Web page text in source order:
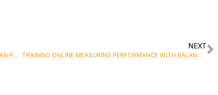
TRAINING ONLINE MEMAHAMI FRAUD (KECURANGAN) DAN PENYELESAIAN SENGKETA DALAM PENGELOLAAN KEUANGAN RUMAH SAKIT
NEXT
TRAINING ONLINE MEASURING PERFORMANCE WITH BALANCED SCORECARD